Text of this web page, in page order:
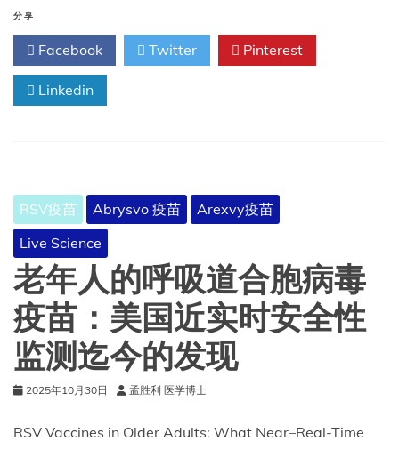
ACIP
会
议
的
首
分享
Facebook Twitter Pinterest
Linkedin
RSV疫苗 Abrysvo 疫苗
Arexvy疫苗
Live Science
老年人的呼吸道合胞病毒
疫苗：美国近实时安全性
监测迄今的发现
2025年10月30日 孟胜利 医学博士
RSV Vaccines in Older Adults: What Near–Real-Time